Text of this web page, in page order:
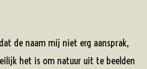
de naam mij niet erg aansprak,
het is om natuur uit te beelden